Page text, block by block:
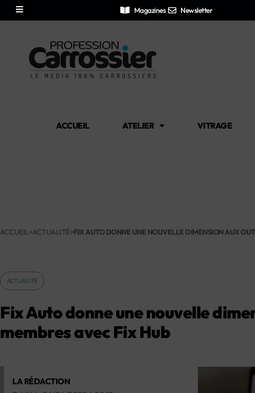
Magazines Newsletter
ACCUEIL ATELIER VITRAGE
ACCUEIL >ACTUALITÉ>FIX AUTO DONNE UNE NOUVELLE DIMENSION AUX
ACTUALITÉ
Fix Auto donne une nouvelle
membres avec Fix Hub
LA RÉDACTION